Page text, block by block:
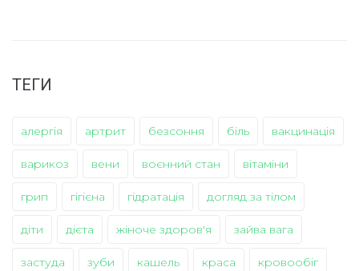
ТЕГИ
алергія артрит безсоння біль вакцинація
варикоз вени воєнний стан вітаміни
грип гігієна гідратація догляд за тілом
діти дієта жіноче здоров'я зайва вага
застуда зуби кашель краса кровообіг